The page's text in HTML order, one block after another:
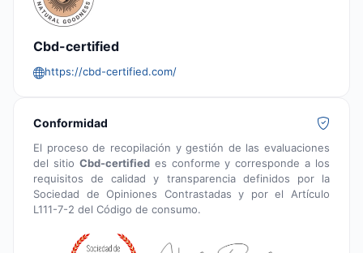
Cbd-certified
https://cbd-certified.com/
Conformidad
El proceso de recopilación y gestión de las evaluaciones
del sitio Cbd-certifiedes conforme y corresponde a los
requisitos de calidad y transparencia definidos por la
Sociedad de Opiniones Contrastadas y por el Artículo
L111-7-2 del Código de consumo.